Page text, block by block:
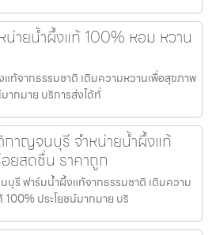
ายน้ำผึ้งแท้ 100% หอม หวาน
ท้จากธรรมชาติ เติมความหวานเพื่อสุขภาพ
ากมาย บริการส่งได้ทั่
กาญจนบุรี จำหน่ายน้ำผึ้งแท้
ยสดชื่น ราคาถูก
รี ฟาร์มน้ำผึ้งแท้จากธรรมชาติ เติมความ
ประโยชน์มากมาย บริ